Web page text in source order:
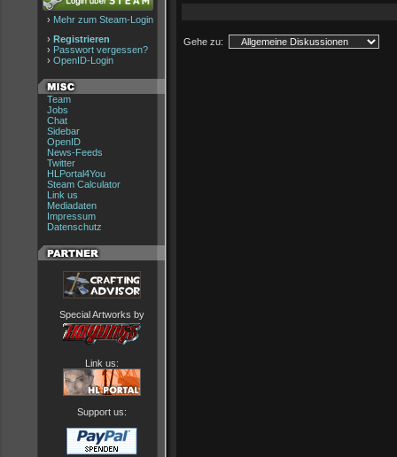
› Mehr zum Steam-Login
› Registrieren
› Passwort vergessen?
› OpenID-Login
Team
Jobs
Chat
Sidebar
OpenID
News-Feeds
Twitter
HLPortal4You
Steam Calculator
Link us
Mediadaten
Impressum
Datenschutz
Special Artworks by
Link us:
Support us:
Gehe zu: